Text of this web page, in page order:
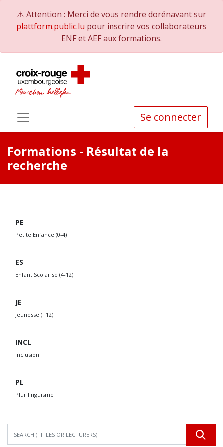
⚠️ Attention : Merci de vous rendre dorénavant sur
plattform.public.lu pour inscrire vos collaborateurs
ENF et AEF aux formations.
Se connecter
Formations - Résultat de la
recherche
PE
Petite Enfance (0-4)
ES
Enfant Scolarisé (4-12)
JE
Jeunesse (+12)
INCL
Inclusion
PL
Plurilinguisme